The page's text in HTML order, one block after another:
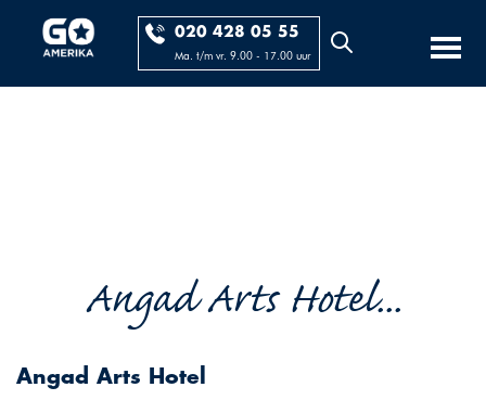
020 428 05 55
Ma. t/m vr. 9.00 - 17.00 uur
Angad Arts Hotel...
Angad Arts Hotel